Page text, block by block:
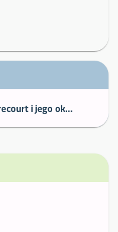
Witamy ! Biuro turystyczne Mirecourt i jego okolice